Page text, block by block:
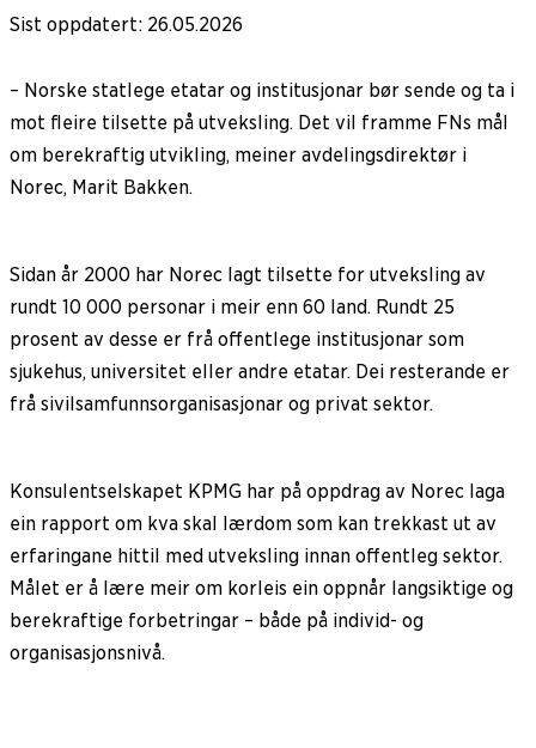
Sist oppdatert: 26.05.2026
– Norske statlege etatar og institusjonar bør sende og ta i
mot fleire tilsette på utveksling. Det vil framme FNs mål
om berekraftig utvikling, meiner avdelingsdirektør i
Norec, Marit Bakken.
Sidan år 2000 har Norec lagt tilsette for utveksling av
rundt 10 000 personar i meir enn 60 land. Rundt 25
prosent av desse er frå offentlege institusjonar som
sjukehus, universitet eller andre etatar. Dei resterande er
frå sivilsamfunnsorganisasjonar og privat sektor.
Konsulentselskapet KPMG har på oppdrag av Norec laga
ein rapport om kva skal lærdom som kan trekkast ut av
erfaringane hittil med utveksling innan offentleg sektor.
Målet er å lære meir om korleis ein oppnår langsiktige og
berekraftige forbetringar – både på individ- og
organisasjonsnivå.